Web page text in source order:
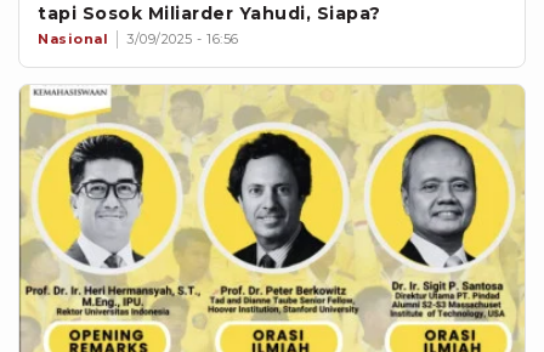
tapi Sosok Miliarder Yahudi, Siapa?
Nasional 3/09/2025 - 16:56